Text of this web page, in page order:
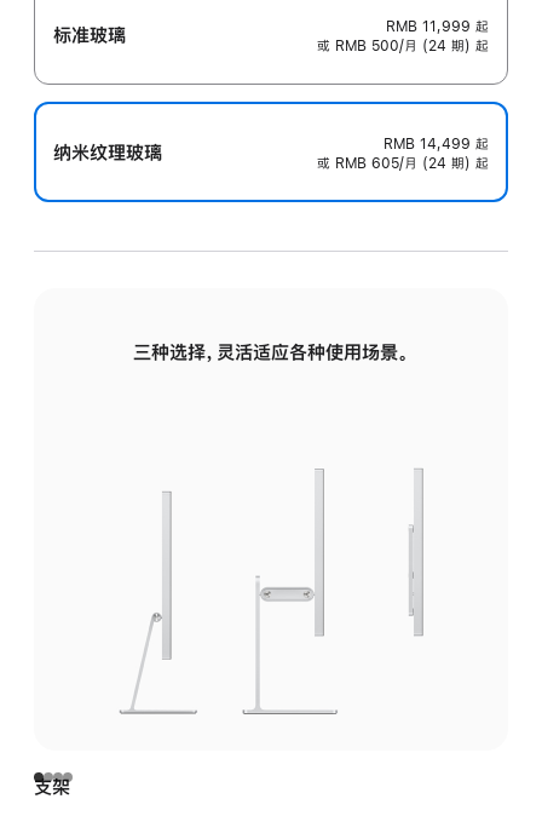
标准玻璃 RMB 11,999 起
或 RMB 500/月 (24 期) 起
纳米纹理玻璃 RMB 14,499 起
或 RMB 605/月 (24 期) 起
三种选择，灵活适应各种使用场景。
支架